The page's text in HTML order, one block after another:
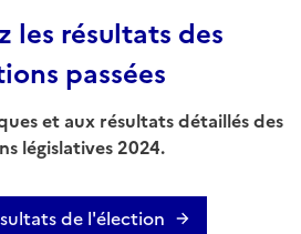
les résultats des
passées
et aux résultats détaillés des
législatives 2024.
de l'élection